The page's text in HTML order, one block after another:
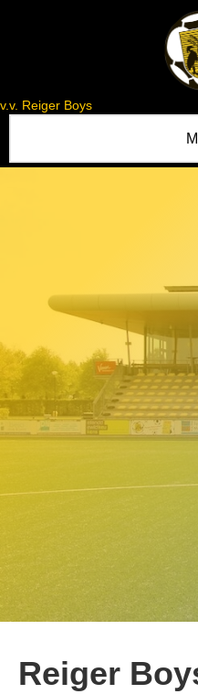
v.v. Reiger Boys
Reiger